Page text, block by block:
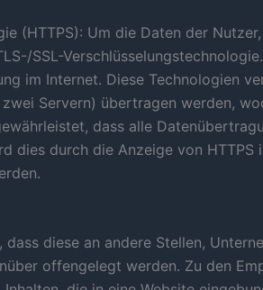
(HTTPS): Um die Daten der
SSL-
im Internet. Diese Technologien
Servern) übertragen werden,
dass alle
durch die Anzeige von HTTPS
diese an andere Stellen,
offengelegt werden. Zu den